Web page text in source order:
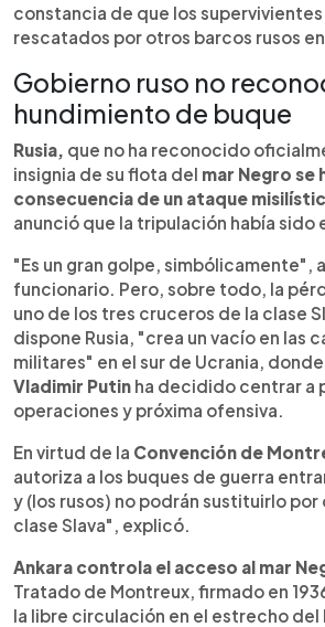
constancia de que los
rescatados por otros barcos rusos
Gobierno ruso no
hundimiento de buque
Rusia, que no ha reconocido
insignia de su flota del mar Negro se
consecuencia de un ataque
anunció que la tripulación había sido
"Es un gran golpe, simbólicamente",
funcionario. Pero, sobre todo, la
uno de los tres cruceros de la clase
dispone Rusia, "crea un vacío en las
militares" en el sur de Ucrania,
Vladimir Putin ha decidido centrar a
operaciones y próxima ofensiva.
En virtud de la Convención de
autoriza a los buques de guerra
y (los rusos) no podrán sustituirlo
clase Slava", explicó.
Ankara controla el acceso al mar
Tratado de Montreux, firmado en
la libre circulación en el estrecho del